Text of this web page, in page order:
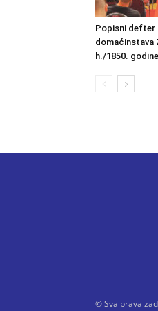
Popisni defter
domaćinstava
h./1850. godine
© Sva prava